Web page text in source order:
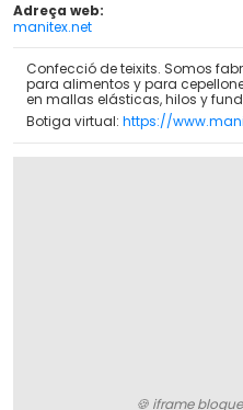
Adreça web
manitex.net
Confecció de teixits. Somos
para alimentos y para
en mallas elásticas, hilos y
Botiga virtual: https://